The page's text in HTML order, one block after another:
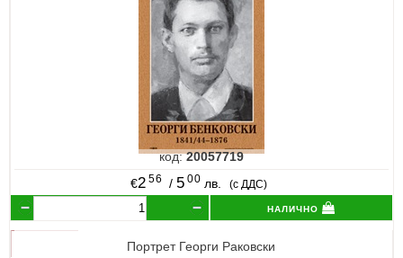
код:20057719
€2 56 / 5 00 лв. (с ДДС)
налично
Портрет Георги Раковски